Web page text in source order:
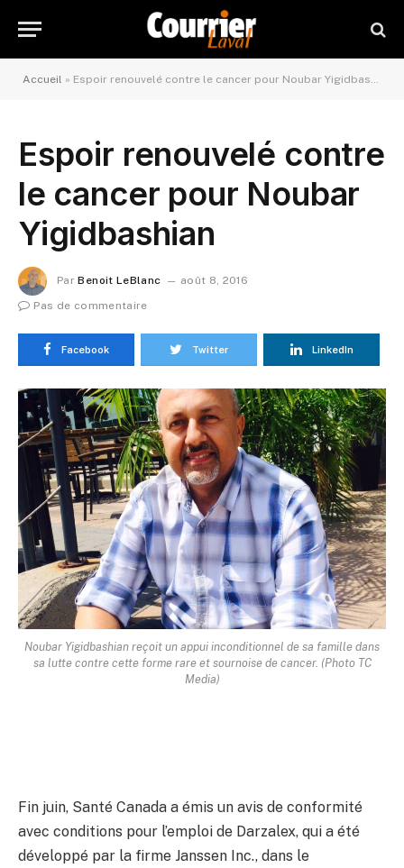
Accueil » Espoir renouvelé contre le cancer pour Noubar Yigidbashian
Espoir renouvelé contre
le cancer pour Noubar
Yigidbashian
Par Benoit LeBlanc
août 8, 2016
Pas de commentaire
Facebook Twitter LinkedIn
Noubar Yigidbashian reçoit un appui inconditionnel de sa famille dans
sa lutte contre cette forme rare et sournoise de cancer. (Photo TC
Media)
Fin juin, Santé Canada a émis un avis de conformité
avec conditions pour l’emploi de Darzalex, qui a été
développé par la firme Janssen Inc., dans le